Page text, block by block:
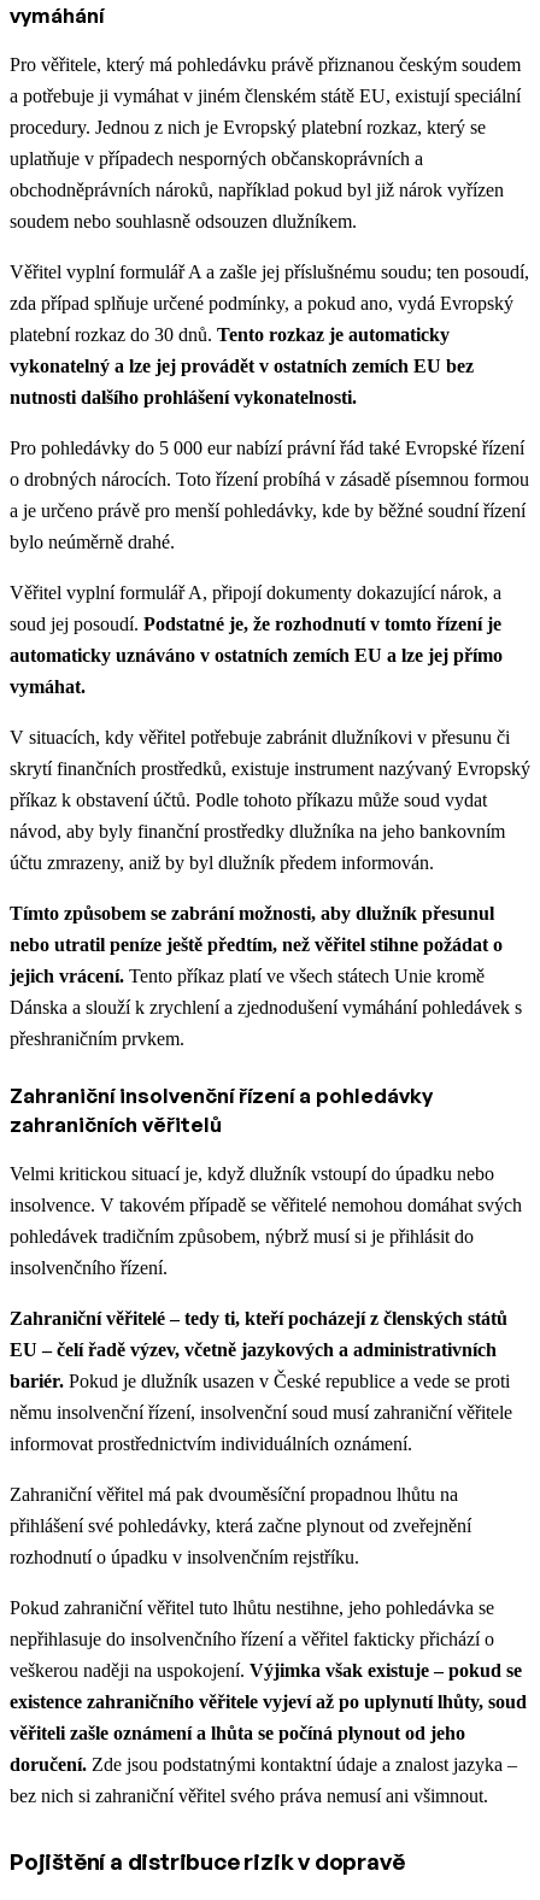
vymáhání
Pro věřitele, který má pohledávku právě přiznanou českým soudem
a potřebuje ji vymáhat v jiném členském státě EU, existují speciální
procedury. Jednou z nich je Evropský platební rozkaz, který se
uplatňuje v případech nesporných občanskoprávních a
obchodněprávních nároků, například pokud byl již nárok vyřízen
soudem nebo souhlasně odsouzen dlužníkem.
Věřitel vyplní formulář A a zašle jej příslušnému soudu; ten posoudí,
zda případ splňuje určené podmínky, a pokud ano, vydá Evropský
platební rozkaz do 30 dnů. Tento rozkaz je automaticky
vykonatelný a lze jej provádět v ostatních zemích EU bez
nutnosti dalšího prohlášení vykonatelnosti.
Pro pohledávky do 5 000 eur nabízí právní řád také Evropské řízení
o drobných nárocích. Toto řízení probíhá v zásadě písemnou formou
a je určeno právě pro menší pohledávky, kde by běžné soudní řízení
bylo neúměrně drahé.
Věřitel vyplní formulář A, připojí dokumenty dokazující nárok, a
soud jej posoudí. Podstatné je, že rozhodnutí v tomto řízení je
automaticky uznáváno v ostatních zemích EU a lze jej přímo
vymáhat.
V situacích, kdy věřitel potřebuje zabránit dlužníkovi v přesunu či
skrytí finančních prostředků, existuje instrument nazývaný Evropský
příkaz k obstavení účtů. Podle tohoto příkazu může soud vydat
návod, aby byly finanční prostředky dlužníka na jeho bankovním
účtu zmrazeny, aniž by byl dlužník předem informován.
Tímto způsobem se zabrání možnosti, aby dlužník přesunul
nebo utratil peníze ještě předtím, než věřitel stihne požádat o
jejich vrácení. Tento příkaz platí ve všech státech Unie kromě
Dánska a slouží k zrychlení a zjednodušení vymáhání pohledávek s
přeshraničním prvkem.
Zahraniční insolvenční řízení a pohledávky
zahraničních věřitelů
Velmi kritickou situací je, když dlužník vstoupí do úpadku nebo
insolvence. V takovém případě se věřitelé nemohou domáhat svých
pohledávek tradičním způsobem, nýbrž musí si je přihlásit do
insolvenčního řízení.
Zahraniční věřitelé – tedy ti, kteří pocházejí z členských států
EU – čelí řadě výzev, včetně jazykových a administrativních
bariér. Pokud je dlužník usazen v České republice a vede se proti
němu insolvenční řízení, insolvenční soud musí zahraniční věřitele
informovat prostřednictvím individuálních oznámení.
Zahraniční věřitel má pak dvouměsíční propadnou lhůtu na
přihlášení své pohledávky, která začne plynout od zveřejnění
rozhodnutí o úpadku v insolvenčním rejstříku.
Pokud zahraniční věřitel tuto lhůtu nestihne, jeho pohledávka se
nepřihlasuje do insolvenčního řízení a věřitel fakticky přichází o
veškerou naději na uspokojení. Výjimka však existuje – pokud se
existence zahraničního věřitele vyjeví až po uplynutí lhůty, soud
věřiteli zašle oznámení a lhůta se počíná plynout od jeho
doručení. Zde jsou podstatnými kontaktní údaje a znalost jazyka –
bez nich si zahraniční věřitel svého práva nemusí ani všimnout.
Pojištění a distribuce rizik v dopravě